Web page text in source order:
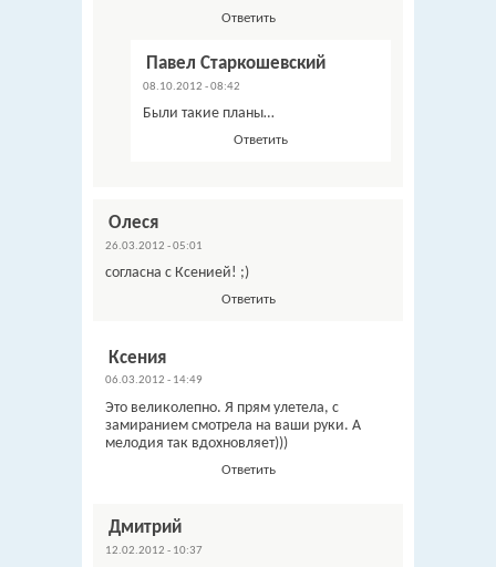
Ответить
Павел Старкошевский
08.10.2012 - 08:42
Были такие планы…
Ответить
Олеся
26.03.2012 - 05:01
согласна с Ксенией! ;)
Ответить
Ксения
06.03.2012 - 14:49
Это великолепно. Я прям улетела, с
замиранием смотрела на ваши руки. А
мелодия так вдохновляет)))
Ответить
Дмитрий
12.02.2012 - 10:37